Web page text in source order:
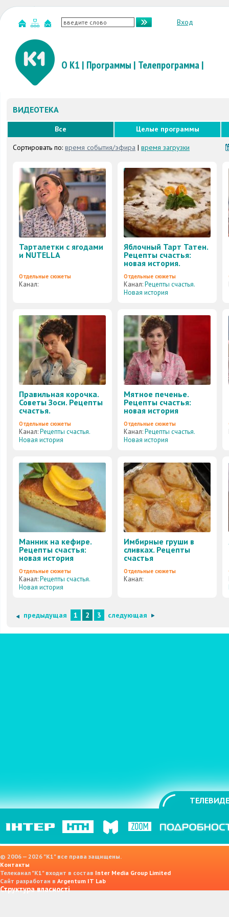
Вход
О К1 | Программы | Телепрограмма|
ВИДЕОТЕКА
Все
Целые программы
Сортировать по: время события/эфира | время загрузки
Тарталетки с ягодами
и NUTELLA
Отдельные сюжеты
Канал:
Яблочный Тарт Татен.
Рецепты счастья:
новая история.
Отдельные сюжеты
Канал:Рецепты счастья.
Новая история
Правильная корочка.
Советы Зоси. Рецепты
счастья.
Отдельные сюжеты
Канал:Рецепты счастья.
Новая история
Мятное печенье.
Рецепты счастья:
новая история
Отдельные сюжеты
Канал:Рецепты счастья.
Новая история
Манник на кефире.
Рецепты счастья:
новая история
Отдельные сюжеты
Канал:Рецепты счастья.
Новая история
Имбирные груши в
сливках. Рецепты
счастья
Отдельные сюжеты
Канал:
предыдущая 1 2 3 следующая
© 2006 — 2026 "K1" все права защищены.
Контакты
Телеканал "К1" входит в состав Inter Media Group Limited
Сайт разработан в Argentum IT Lab
Структура власності